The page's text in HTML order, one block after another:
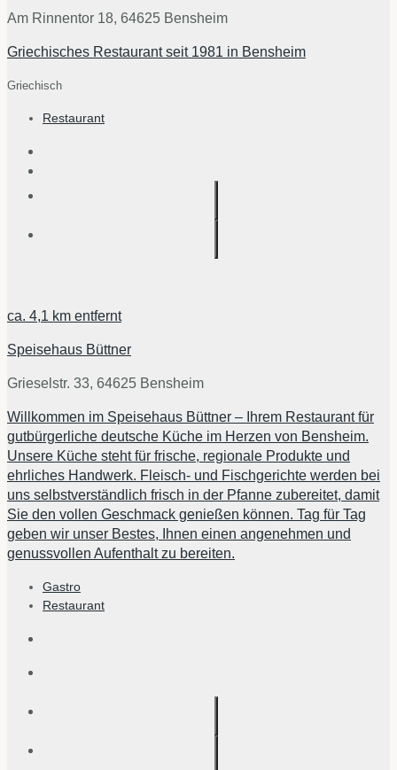
Am Rinnentor 18, 64625 Bensheim
Griechisches Restaurant seit 1981 in Bensheim
Griechisch
Restaurant
ca. 4,1 km entfernt
Speisehaus Büttner
Grieselstr. 33, 64625 Bensheim
Willkommen im Speisehaus Büttner – Ihrem Restaurant für
gutbürgerliche deutsche Küche im Herzen von Bensheim.
Unsere Küche steht für frische, regionale Produkte und
ehrliches Handwerk. Fleisch- und Fischgerichte werden bei
uns selbstverständlich frisch in der Pfanne zubereitet, damit
Sie den vollen Geschmack genießen können. Tag für Tag
geben wir unser Bestes, Ihnen einen angenehmen und
genussvollen Aufenthalt zu bereiten.
Gastro
Restaurant